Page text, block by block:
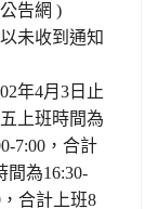
告網 )
未收到通知
年4月 3 日止
上班時間為
7:00 ，合計
間為16:30-
，合計上班8